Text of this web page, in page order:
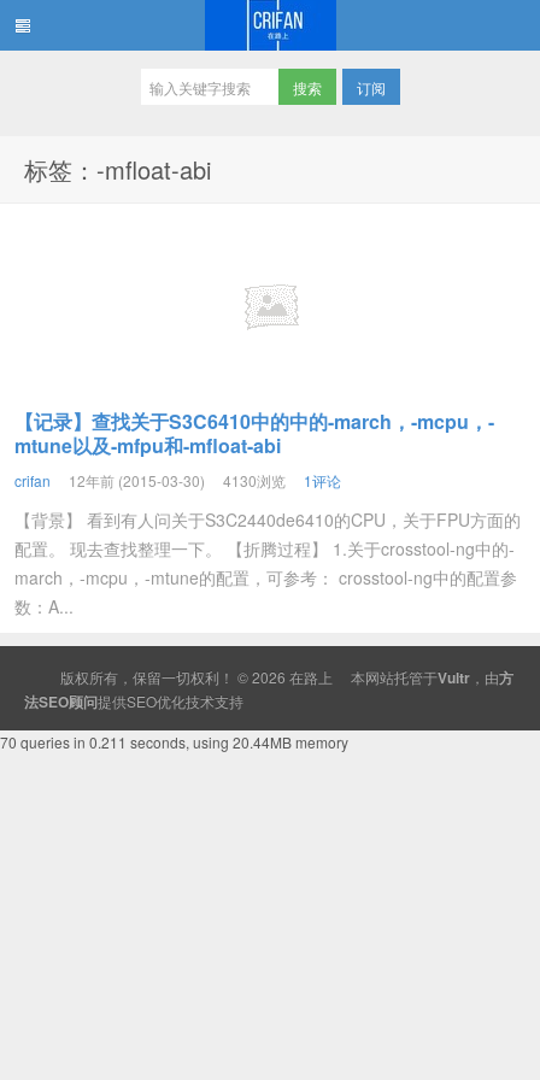
订阅
标签：-mfloat-abi
【记录】查找关于S3C6410中的中的-march，-mcpu，-
mtune以及-mfpu和-mfloat-abi
crifan 12年前 (2015-03-30) 4130浏览 1评论
【背景】 看到有人问关于S3C2440de6410的CPU，关于FPU方面的
配置。 现去查找整理一下。 【折腾过程】 1.关于crosstool-ng中的-
march，-mcpu，-mtune的配置，可参考： crosstool-ng中的配置参
数：A...
版权所有，保留一切权利！ © 2026 在路上 本网站托管于Vultr ，由方
法SEO顾问提供SEO优化技术支持
70 queries in 0.211 seconds, using 20.44MB memory